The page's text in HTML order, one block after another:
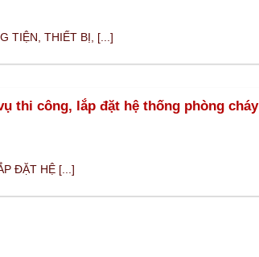
TIỆN, THIẾT BỊ, [...]
thi công, lắp đặt hệ thống phòng cháy
ĐẶT HỆ [...]